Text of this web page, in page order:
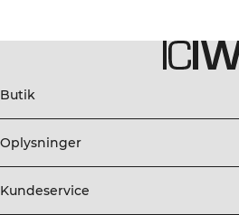
Butik
Oplysninger
Kundeservice